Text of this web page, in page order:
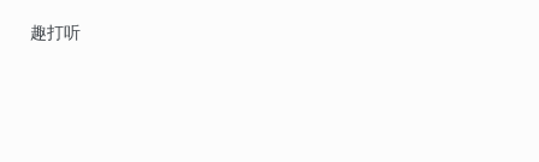
趣打听